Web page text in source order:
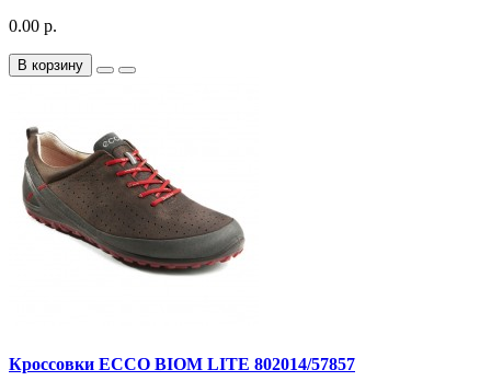
0.00 р.
В корзину
Кроссовки ECCO BIOM LITE 802014/57857